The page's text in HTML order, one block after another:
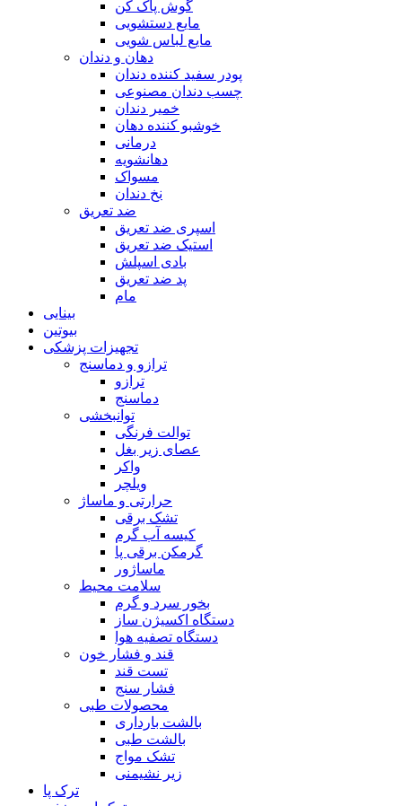
گوش پاک کن
مایع دستشویی
مایع لباس شویی
دهان و دندان
پودر سفید کننده دندان
چسب دندان مصنوعی
خمیر دندان
خوشبو کننده دهان
درمانی
دهانشویه
مسواک
نخ دندان
ضد تعریق
اسپری ضد تعریق
استیک ضد تعریق
بادی اسپلش
پد ضد تعریق
مام
بینایی
بیوتین
تجهیزات پزشکی
ترازو و دماسنج
ترازو
دماسنج
توانبخشی
توالت فرنگی
عصای زیر بغل
واکر
ویلچر
حرارتی و ماساژ
تشک برقی
کیسه آب گرم
گرمکن برقی پا
ماساژور
سلامت محیط
بخور سرد و گرم
دستگاه اکسیژن ساز
دستگاه تصفیه هوا
قند و فشار خون
تست قند
فشار سنج
محصولات طبی
بالشت بارداری
بالشت طبی
تشک مواج
زیر نشیمنی
ترک پا